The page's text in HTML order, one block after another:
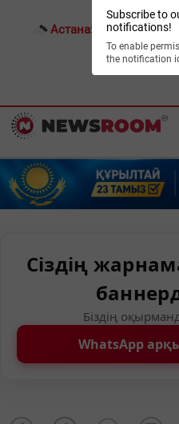
Subscribe to
notifications!
To enable
the notification
Астана: 15°C
Сіздің
Біздің
WhatsApp